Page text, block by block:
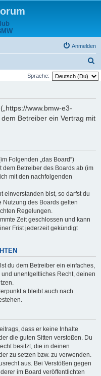
Anmelden
u
Sprache:
www.bmw-e3-
Betreiber ein Vertrag mit
Folgenden „das Board“)
Betreiber des Boards ab (im
mit den nachfolgenden
einverstanden bist, so darfst du
Nutzung des Boards gelten
Regelungen.
Zeit geschlossen und kann
Frist jederzeit gekündigt
du dem Betreiber ein einfaches,
unentgeltliches Recht, deinen
a bleibt auch nach
dass er keine Inhalte
die guten Sitten verstoßen. Du
besitzt, die in deinen
zu setzen bzw. zu verwenden.
aus. Bei Verstößen gegen
im Board veröffentlichten